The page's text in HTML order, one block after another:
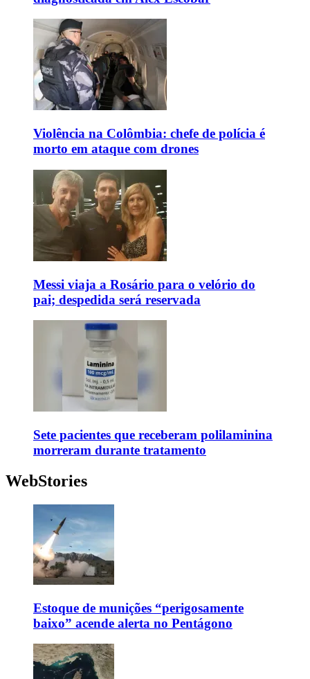
Violência na Colômbia: chefe de polícia é
morto em ataque com drones
Messi viaja a Rosário para o velório do
pai; despedida será reservada
Sete pacientes que receberam polilaminina
morreram durante tratamento
WebStories
Estoque de munições “perigosamente
baixo” acende alerta no Pentágono